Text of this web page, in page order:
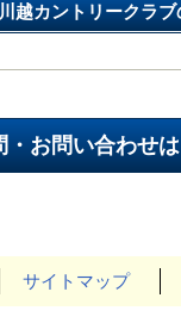
川越カントリークラ
サイトマップ